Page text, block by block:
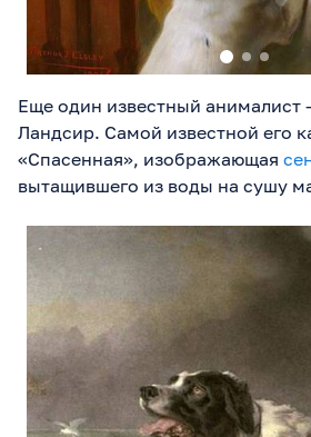
Еще один известный
Ландсир. Самой известной его
«Спасенная», изображающая
вытащившего из воды на сушу